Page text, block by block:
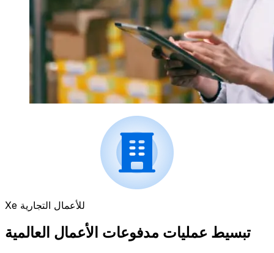
Xe للأعمال التجارية
تبسيط عمليات مدفوعات الأعمال العالمية